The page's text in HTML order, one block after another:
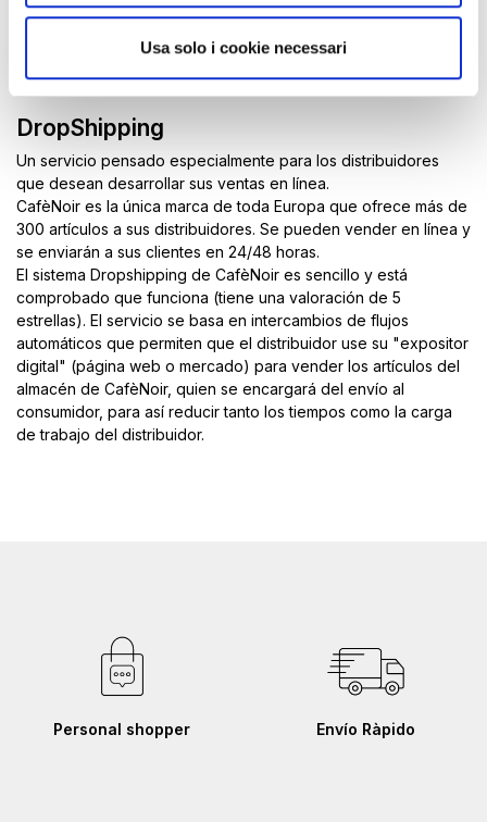
Usa solo i cookie necessari
DropShipping
Un servicio pensado especialmente para los distribuidores
que desean desarrollar sus ventas en línea.
CafèNoir es la única marca de toda Europa que ofrece más de
300 artículos a sus distribuidores. Se pueden vender en línea y
se enviarán a sus clientes en 24/48 horas.
El sistema Dropshipping de CafèNoir es sencillo y está
comprobado que funciona (tiene una valoración de 5
estrellas). El servicio se basa en intercambios de flujos
automáticos que permiten que el distribuidor use su "expositor
digital" (página web o mercado) para vender los artículos del
almacén de CafèNoir, quien se encargará del envío al
consumidor, para así reducir tanto los tiempos como la carga
de trabajo del distribuidor.
Personal shopper Envío Ràpido